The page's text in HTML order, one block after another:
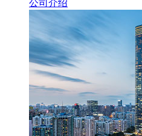
公司介绍